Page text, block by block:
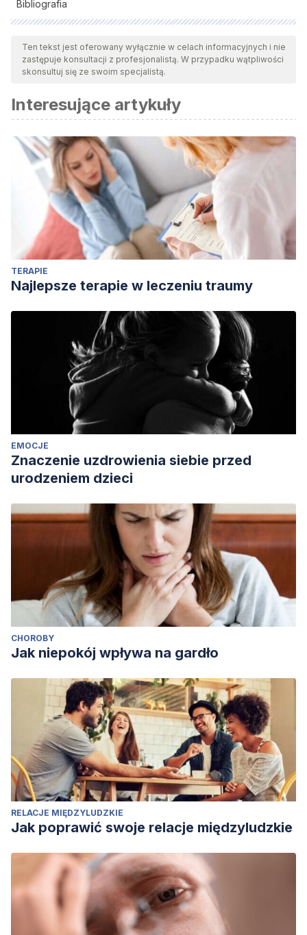
Bibliografia
Wszystkie cytowane źródła zostały gruntownie
przeanalizowane przez nasz zespół w celu zapewnienia ich
jakości, wiarygodności, aktualności i ważności. Bibliografia
względem naukowym lub akademickim.
Mussari, Mark (2011).Haruki Murakami.Marshall Cavendish.
Sotelo Navalpotro, Justo (2013).Los mundos de Haruki
Murakami. Izana Editores
Ten tekst jest oferowany wyłącznie w celach informacyjnych i nie
zastępuje konsultacji z profesjonalistą. W przypadku wątpliwości
skonsultuj się ze swoim specjalistą.
Interesujące artykuły
TERAPIE
Najlepsze terapie w leczeniu traumy
EMOCJE
Znaczenie uzdrowienia siebie przed
urodzeniem dzieci
CHOROBY
Jak niepokój wpływa na gardło
RELACJE MIĘDZYLUDZKIE
Jak poprawić swoje relacje międzyludzkie